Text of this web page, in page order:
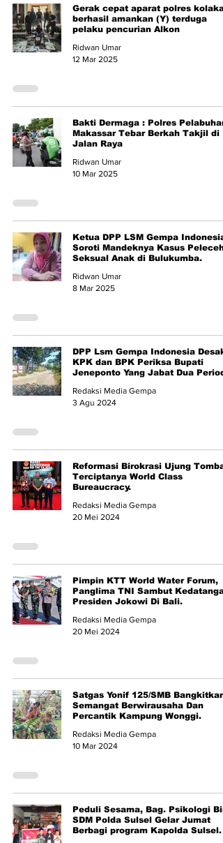
Gerak cepat aparat polres kolaka
berhasil amankan (Y) terduga
pelaku pencurian Alkon
Ridwan Umar
12 Mar 2025
Bakti Dermaga : Polres Pelabuhan
Makassar Tebar Berkah Takjil di
Jalan Raya
Ridwan Umar
10 Mar 2025
Ketua DPP LSM Gempa Indonesia
Soroti Mandeknya Kasus
Seksual Anak di Bulukumba.
Ridwan Umar
8 Mar 2025
DPP Lsm Gempa Indonesia Desak
KPK dan BPK Periksa Bupati
Jeneponto Yang Jabat Dua
Redaksi Media Gempa
3 Agu 2024
Reformasi Birokrasi Ujung
Terciptanya World Class
Bureaucracy.
Redaksi Media Gempa
20 Mei 2024
Pimpin KTT World Water Forum,
Panglima TNI Sambut
Presiden Jokowi Di Bali.
Redaksi Media Gempa
20 Mei 2024
Satgas Yonif 125/SMB Bangkitkan
Semangat Berwirausaha Dan
Percantik Kampung Wonggi.
Redaksi Media Gempa
10 Mar 2024
Peduli Sesama, Bag. Psikologi
SDM Polda Sulsel Gelar Jumat
Berbagi program Kapolda Sulsel.